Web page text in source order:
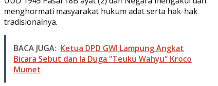
menghormati masyarakat hukum adat serta hak-hak
tradisionalnya.
BACA JUGA: Ketua DPD GWI Lampung Angkat
Bicara Sebut dan Ia Duga "Teuku Wahyu" Kroco
Mumet